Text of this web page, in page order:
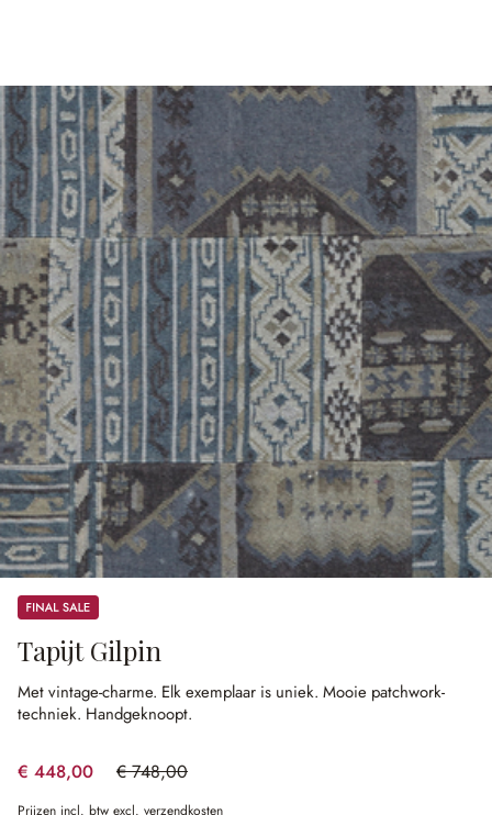
Sale
Tapijt Gilpin
Met vintage-charme. Elk exemplaar is uniek. Mooie patchwork-
techniek. Handgeknoopt.
€ 448,00 € 748,00
(40.11% gespart)
Prijzen incl. btw excl. verzendkosten